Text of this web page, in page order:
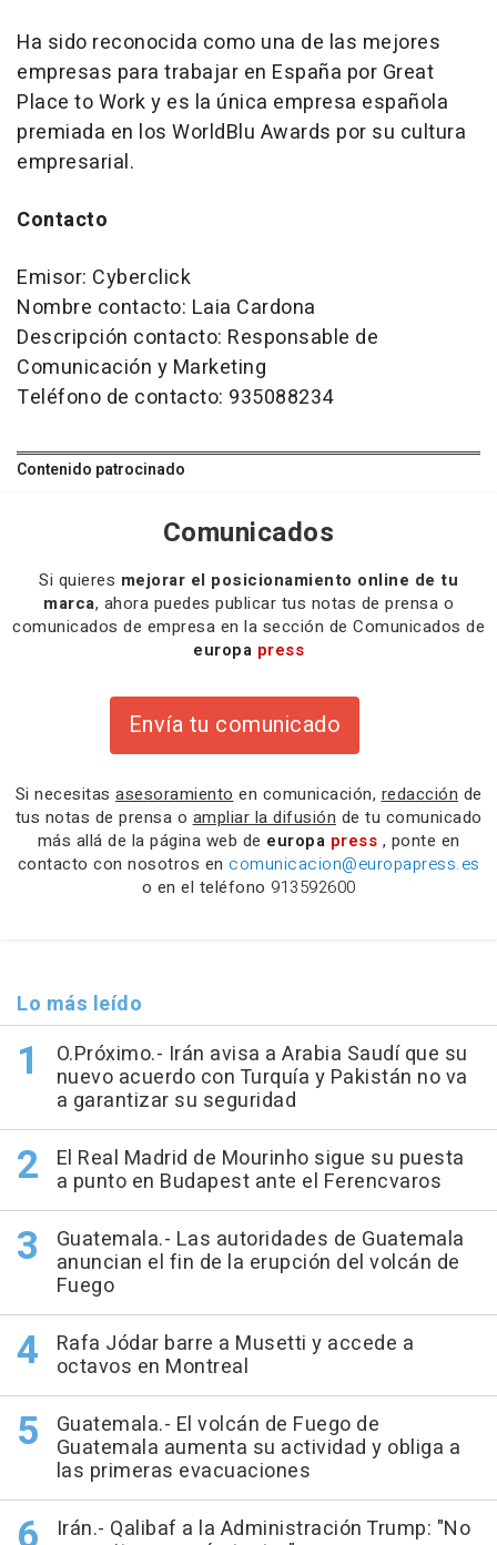
Ha sido reconocida como una de las mejores
empresas para trabajar en España por Great
Place to Work y es la única empresa española
premiada en los WorldBlu Awards por su cultura
empresarial.
Contacto
Emisor: Cyberclick
Nombre contacto: Laia Cardona
Descripción contacto: Responsable de
Comunicación y Marketing
Teléfono de contacto: 935088234
Contenido patrocinado
Comunicados
Si quieres mejorar el posicionamiento online de tu
marca, ahora puedes publicar tus notas de prensa o
comunicados de empresa en la sección de Comunicados de
europa press
Envía tu comunicado
Si necesitas asesoramiento en comunicación, redacción de
tus notas de prensa o ampliar la difusión de tu comunicado
más allá de la página web de europa press , ponte en
contacto con nosotros en comunicacion@europapress.es
o en el teléfono 913592600
Lo más leído
O.Próximo.- Irán avisa a Arabia Saudí que su
nuevo acuerdo con Turquía y Pakistán no va
a garantizar su seguridad
El Real Madrid de Mourinho sigue su puesta
a punto en Budapest ante el Ferencvaros
Guatemala.- Las autoridades de Guatemala
anuncian el fin de la erupción del volcán de
Fuego
Rafa Jódar barre a Musetti y accede a
octavos en Montreal
Guatemala.- El volcán de Fuego de
Guatemala aumenta su actividad y obliga a
las primeras evacuaciones
Irán.- Qalibaf a la Administración Trump: "No